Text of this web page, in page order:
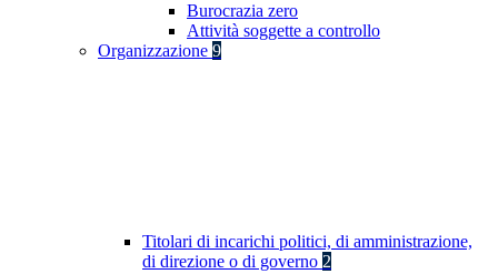
Burocrazia zero
Attività soggette a controllo
Organizzazione 9
Titolari di incarichi politici, di amministrazione,
di direzione o di governo 2